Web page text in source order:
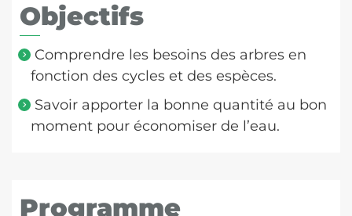
Objectifs
Comprendre les besoins des arbres en
fonction des cycles et des espèces.
Savoir apporter la bonne quantité au bon
moment pour économiser de l’eau.
Programme